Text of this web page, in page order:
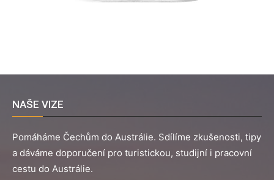
NAŠE VIZE
Pomáháme Čechům do Austrálie. Sdílíme zkušenosti, tipy
a dáváme doporučení pro turistickou, studijní i pracovní
cestu do Austrálie.